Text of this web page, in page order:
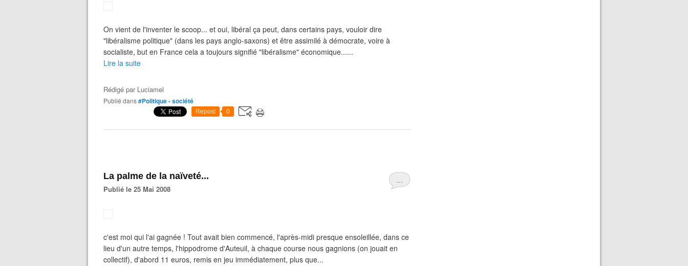
On vient de l'inventer le scoop... et oui, libéral ça peut, dans certains pays, vouloir dire
"libéralisme politique" (dans les pays anglo-saxons) et être assimilé à démocrate, voire à
socialiste, but en France cela a toujours signifié "libéralisme" économique......
Lire la suite
Rédigé par Luciamel
Publié dans#Politique - société
Repost 0
…
La palme de la naïveté...
Publié le 25 Mai 2008
c'est moi qui l'ai gagnée ! Tout avait bien commencé, l'après-midi presque ensoleillée, dans ce
lieu d'un autre temps, l'hippodrome d'Auteuil, à chaque course nous gagnions (on jouait en
collectif), d'abord 11 euros, remis en jeu immédiatement, plus que...